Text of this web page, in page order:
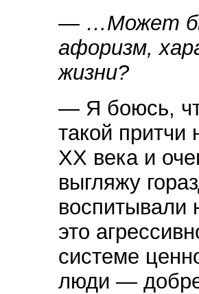
— …Может
афоризм,
жизни?
— Я боюсь,
такой притчи
XX века и
выгляжу
это
системе
люди —